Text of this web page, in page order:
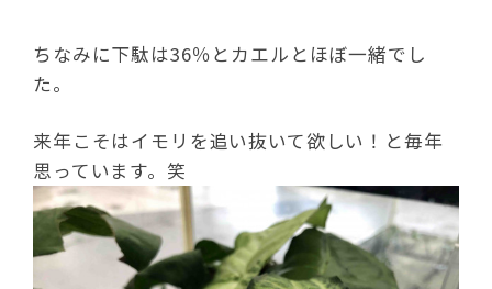
ちなみに下駄は36％とカエルとほぼ一緒でし
た。
来年こそはイモリを追い抜いて欲しい！と毎年
思っています。笑